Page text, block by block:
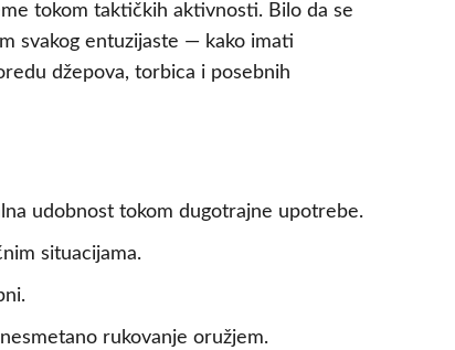
tokom taktičkih aktivnosti. Bilo da se
svakog entuzijaste — kako imati
džepova, torbica i posebnih
udobnost tokom dugotrajne upotrebe.
situacijama.
rukovanje oružjem.